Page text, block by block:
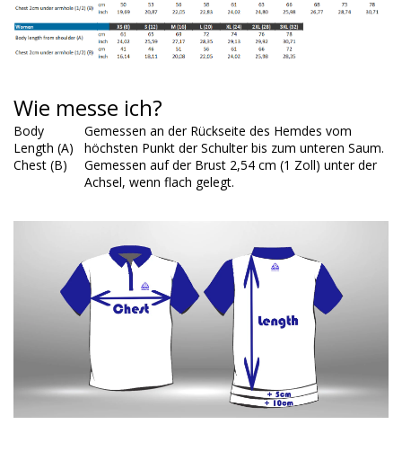
Wie messe ich?
Body
Length (A)
Gemessen an der Rückseite des Hemdes vom
höchsten Punkt der Schulter bis zum unteren Saum.
Chest (B)
Gemessen auf der Brust 2,54 cm (1 Zoll) unter der
Achsel, wenn flach gelegt.